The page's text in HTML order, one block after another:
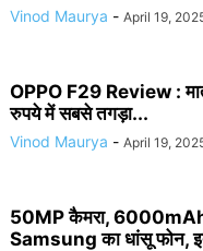
Vinod Maurya - April 19,
OPPO F29 Review :
रुपये में सबसे तगड़ा...
Vinod Maurya - April 19,
50MP कैमरा, 6000mAh
Samsung का धांसू फोन,